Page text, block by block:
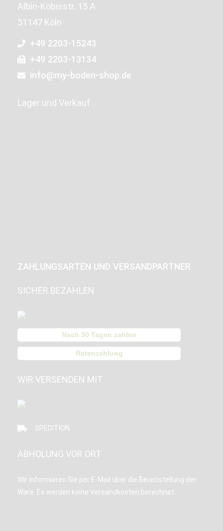
Albin-Köbisstr. 15 A
51147 Köln
+49 2203-15243
+49 2203-13134
info@my-boden-shop.de
Lager und Verkauf
ZAHLUNGSARTEN UND VERSANDPARTNER
SICHER BEZAHLEN
Nach 30 Tagen zahlen
Ratenzahlung
WIR VERSENDEN MIT
SPEDITION
ABHOLUNG VOR ORT
Wir informieren Sie per E-Mail über die Bereitstellung der
Ware. Es werden keine Versandkosten berechnet.